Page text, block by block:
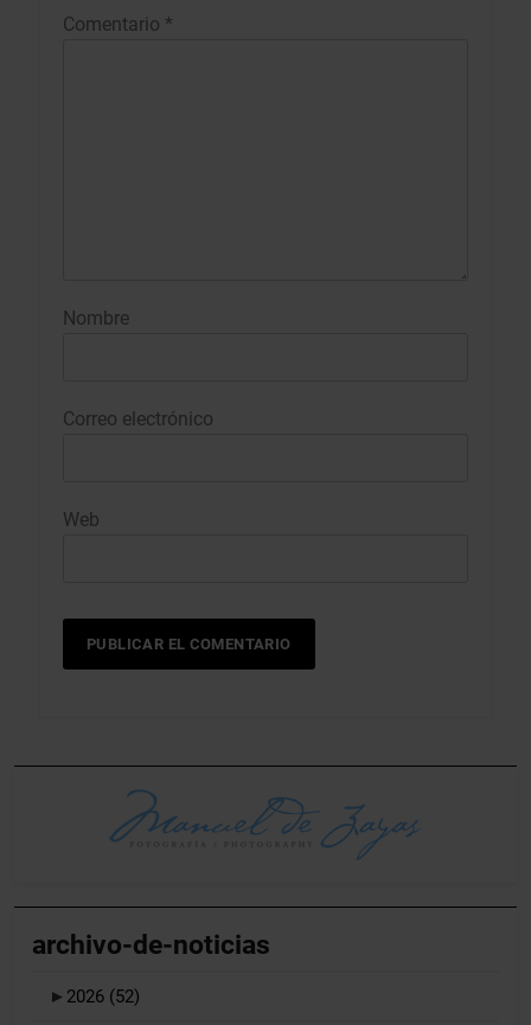
Comentario *
Nombre
Correo electrónico
Web
archivo-de-noticias
► 2026 (52)